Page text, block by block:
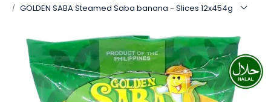
GOLDEN SABA Steamed Saba banana - Slices 12x454g
Restaurantprodukter
Merkevarer